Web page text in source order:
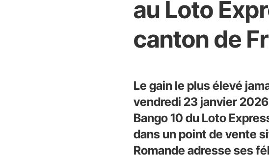
au Loto
canton de
Le gain le plus élevé
vendredi 23 janvier
Bango 10 du Loto
dans un point de vente
Romande adresse ses